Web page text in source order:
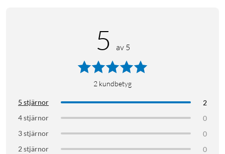
5 av 5
2 kundbetyg
5 stjärnor
2
4 stjärnor
0
3 stjärnor
0
2 stjärnor
0